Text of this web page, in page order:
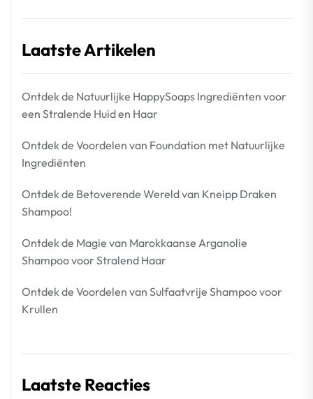
Laatste Artikelen
Ontdek de Natuurlijke HappySoaps Ingrediënten voor
een Stralende Huid en Haar
Ontdek de Voordelen van Foundation met Natuurlijke
Ingrediënten
Ontdek de Betoverende Wereld van Kneipp Draken
Shampoo!
Ontdek de Magie van Marokkaanse Arganolie
Shampoo voor Stralend Haar
Ontdek de Voordelen van Sulfaatvrije Shampoo voor
Krullen
Laatste Reacties